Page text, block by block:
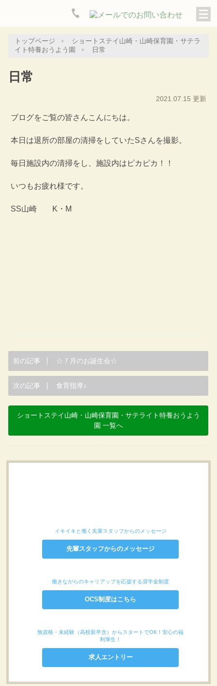
トップページ
ショートステイ山崎・山崎保育園・サテラ
イト特養おうよう園
日常
日常
2021.07.15 更新
ブログをご覧の皆さんこんにちは。
本日は退所の部屋の清掃をしていたSさんを撮影。
毎日施設内の清掃をし、施設内はピカピカ！！
いつもお疲れ様です。
SS山崎 K・M
前の記事 ☆７月のお誕生会☆
次の記事 食育指導♪
ショートステイ山崎・山崎保育園・サテライト特養おうよう
園 一覧へ
イキイキと働く先輩スタッフからのメッセージ
先輩スタッフからのメッセージ
働きながらのキャリアップを応援する奨学金制度
OCS制度はこちら
無資格・未経験（高校新卒含）からスタートでOK！安心の福
利厚生！
求人エントリー